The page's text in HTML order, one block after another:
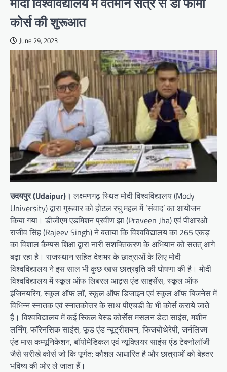
कोर्स की शुरूआत
June 29, 2023
उदयपुर (Udaipur)। लक्ष्मणगढ़ स्थित मोदी विश्वविद्यालय (Mody
University) द्वारा गुरूवार को होटल रघु महल में ‘संवाद’ का आयोजन
किया गया। डीजीएम एडमिशन प्रवीण झा (Praveen Jha) एवं पीआरओ
राजीव सिंह (Rajeev Singh) ने बताया कि विश्वविद्यालय का 265 एकड़
का विशाल कैम्पस शिक्षा द्वारा नारी सशक्तिकरण के अभियान को सतत् आगे
बढ़ा रहा है। राजस्थान सहित देशभर के छात्राओं के लिए मोदी
विश्वविद्यालय ने इस साल भी कुछ खास छात्रवृति की घोषणा की है। मोदी
विश्वविद्यालय में स्कूल ऑफ लिबरल आट्र्स एंड साइसेंस, स्कूल ऑफ
इंजिनयरिंग, स्कूल ऑफ लॉ, स्कूल ऑफ डिजाइन एवं स्कूल ऑफ बिजनेस में
विभिन्न स्नातक एवं स्नातकोत्तर के साथ पीएचडी के भी कोर्स कराये जाते
हैं। विश्वविद्यालय में कई स्किल बेस्ड कोर्सेस मसलन डेटा साइंस, मशीन
लर्निंग, फॉरेनसिक साइंस, फूड एंड न्यूट्रीशयन, फिजयोथेरेपी, जर्नलिज्म
एंड मास कम्यूनिकेशन, बॉयोमेडिकल एवं न्यूक्लियर साइंस एंड टेक्नोलॉजी
जैसे सरीखे कोर्स जो कि पूर्णत: कौशल आधारित है और छात्राओं को बेहतर
भविष्य की ओर ले जाता हैं।